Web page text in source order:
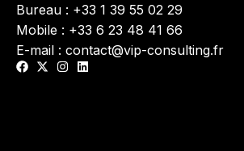
Bureau : +33 1 39 55 02 29
Mobile : +33 6 23 48 41 66
E-mail : contact@vip-consulting.fr